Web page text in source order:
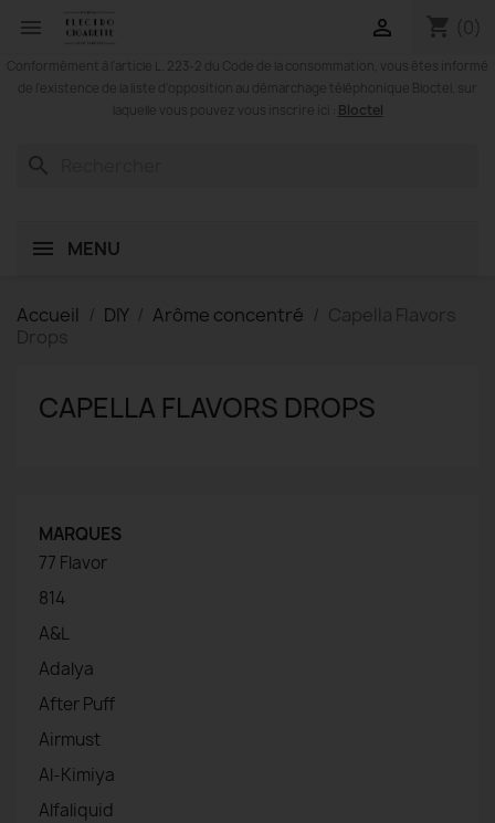
 shopping_cart (0)

Conformément à l'article L. 223-2 du Code de la consommation, vous êtes informé
de l'existence de la liste d'opposition au démarchage téléphonique Bloctel, sur
laquelle vous pouvez vous inscrire ici : Bloctel
search
MENU
Accueil DIY Arôme concentré
Capella Flavors
Drops
CAPELLA FLAVORS DROPS
MARQUES
77 Flavor
814
A&L
Adalya
After Puff
Airmust
Al-Kimiya
Alfaliquid